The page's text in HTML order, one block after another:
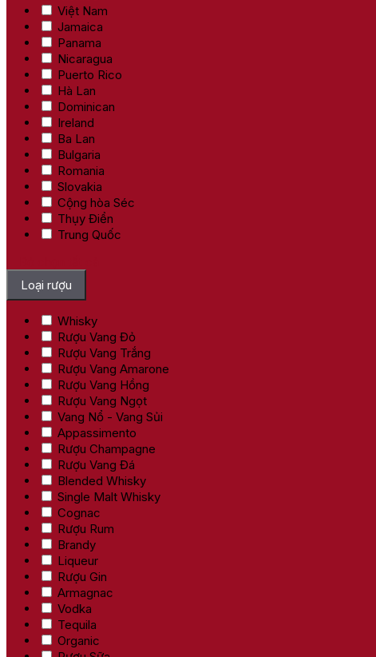
Việt Nam
Jamaica
Panama
Nicaragua
Puerto Rico
Hà Lan
Dominican
Ireland
Ba Lan
Bulgaria
Romania
Slovakia
Cộng hòa Séc
Thụy Điển
Trung Quốc
Loại rượu
Whisky
Rượu Vang Đỏ
Rượu Vang Trắng
Rượu Vang Amarone
Rượu Vang Hồng
Rượu Vang Ngọt
Vang Nổ - Vang Sủi
Appassimento
Rượu Champagne
Rượu Vang Đá
Blended Whisky
Single Malt Whisky
Cognac
Rượu Rum
Brandy
Liqueur
Rượu Gin
Armagnac
Vodka
Tequila
Organic